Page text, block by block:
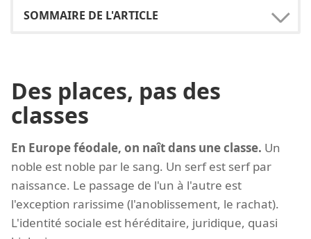
Des places, pas des
classes
En Europe féodale, on naît dans une classe. Un
noble est noble par le sang. Un serf est serf par
naissance. Le passage de l'un à l'autre est
l'exception rarissime (l'anoblissement, le rachat).
L'identité sociale est héréditaire, juridique, quasi